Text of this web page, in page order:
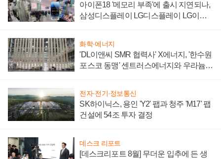
아이폰18 '메모리 부족'에 출시 지연되나,
삼성디스플레이 LG디스플레이 LG이노
화학·에너지
'DL이앤씨 SMR 협력사' X에너지, '한수원
포스코 동맹' 센트러스에너지와 우라늄
전자·전기·정보통신
SK하이닉스, 용인 'Y2' 팹과 청주 'M17' 팹
건설에 54조 투자 결정
데스크 리포트
[데스크리포트 8월] 무더운 입추에 든 생